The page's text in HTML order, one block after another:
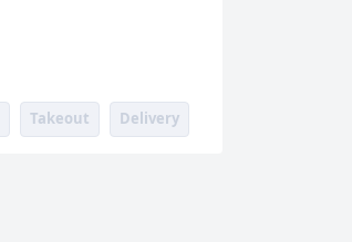
Takeout Delivery